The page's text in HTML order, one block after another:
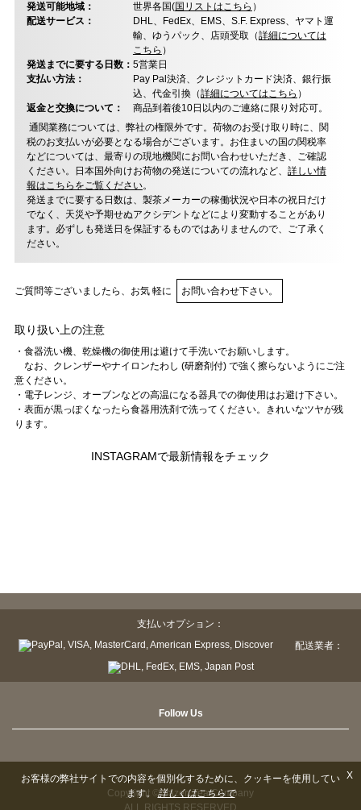
発送可能地域： 世界各国(国リストはこちら ）
配送サービス：
DHL、FedEx、EMS、S.F. Express、ヤマト運
輸、ゆうパック、店頭受取（詳細については
こちら ）
発送までに要する日数： 5営業日
支払い方法：
Pay Pal決済、クレジットカード決済、銀行振
込、代金引換（詳細についてはこちら ）
返金と交換について：
商品到着後10日以内のご連絡に限り対応可。
通関業務については、弊社の権限外です。荷物のお受け取り時に、関
税のお支払いが必要となる場合がございます。お住まいの国の関税率
などについては、最寄りの現地機関にお問い合わせいただき、ご確認
ください。日本国外向けお荷物の発送についての流れなど、 詳しい情
報はこちらをご覧ください。
発送までに要する日数は、製茶メーカーの稼働状況や日本の祝日だけ
でなく、天災や予期せぬアクシデントなどにより変動することがあり
ます。必ずしも発送日を保証するものではありませんので、ご了承く
ださい。
ご質問等ございましたら、お気 軽に お問い合わせ下さい。
取り扱い上の注意
・食器洗い機、乾燥機の御使用は避けて手洗いでお願いします。
なお、クレンザーやナイロンたわし (研磨剤付) で強く擦らないようにご注
意ください。
・電子レンジ、オーブンなどの高温になる器具での御使用はお避け下さい。
・表面が黒っぽくなったら食器用洗剤で洗ってください。きれいなツヤが残
ります。
INSTAGRAMで最新情報をチェック
支払いオプション：
配送業者：
Follow Us
Copyright © Sazen Tea Company
ALL RIGHTS RESERVED
X
お客様の弊社サイトでの内容を個別化するために、クッキーを使用してい
ます。詳しくはこちらで